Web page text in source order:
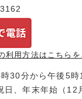
利用方法は こちら
30分から午後5時
日、年末年始（12